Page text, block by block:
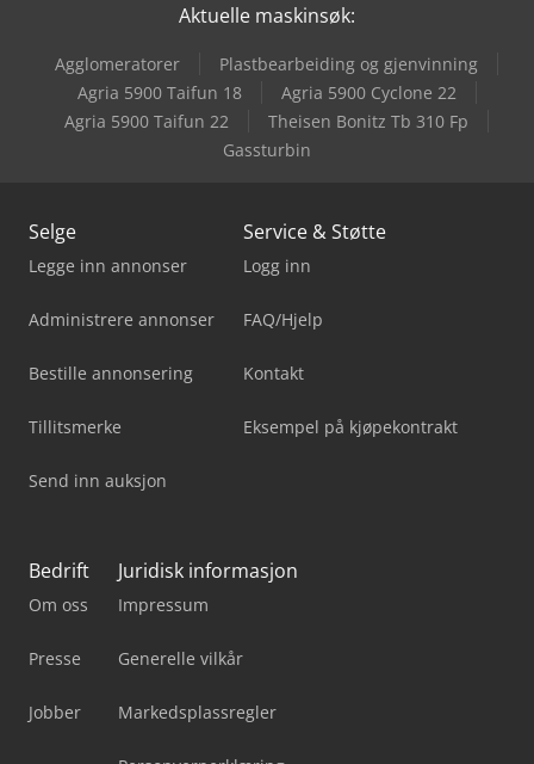
Aktuelle maskinsøk:
Agglomeratorer
Plastbearbeiding og gjenvinning
Agria 5900 Taifun 18
Agria 5900 Cyclone 22
Agria 5900 Taifun 22
Theisen Bonitz Tb 310 Fp
Gassturbin
Selge
Legge inn annonser
Administrere annonser
Bestille annonsering
Tillitsmerke
Send inn auksjon
Service & Støtte
Logg inn
FAQ/Hjelp
Kontakt
Eksempel på kjøpekontrakt
Bedrift
Om oss
Presse
Jobber
Juridisk informasjon
Impressum
Generelle vilkår
Markedsplassregler